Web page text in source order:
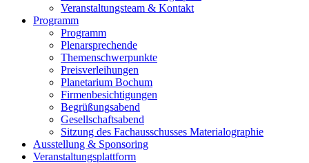
Veranstaltungsteam & Kontakt
Programm
Programm
Plenarsprechende
Themenschwerpunkte
Preisverleihungen
Planetarium Bochum
Firmenbesichtigungen
Begrüßungsabend
Gesellschaftsabend
Sitzung des Fachausschusses Materialographie
Ausstellung & Sponsoring
Veranstaltungsplattform